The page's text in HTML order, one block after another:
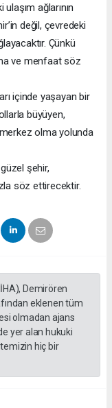
ağlarının
değil, çevredeki
Çünkü
ve menfaat söz
içinde yaşayan bir
büyüyen,
olma yolunda
şehir,
söz ettirecektir.
Demirören
eklenen tüm
olmadan ajans
yer alan hukuki
hiç bir